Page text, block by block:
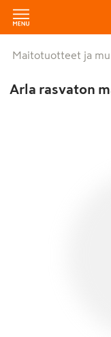
Maitotuotteet ja
Arla rasvaton